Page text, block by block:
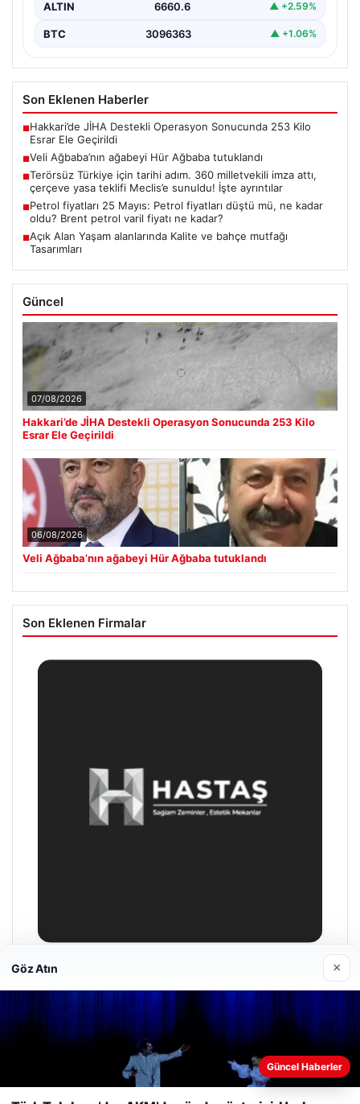
ALTIN 6660.6 ▲ +2.59%
BTC 3096363 ▲ +1.06%
Son Eklenen Haberler
■Hakkari’de JİHA Destekli Operasyon Sonucunda 253 Kilo
Esrar Ele Geçirildi
■Veli Ağbaba’nın ağabeyi Hür Ağbaba tutuklandı
■Terörsüz Türkiye için tarihi adım. 360 milletvekili imza attı,
çerçeve yasa teklifi Meclis’e sunuldu! İşte ayrıntılar
■Petrol fiyatları 25 Mayıs: Petrol fiyatları düştü mü, ne kadar
oldu? Brent petrol varil fiyatı ne kadar?
■Açık Alan Yaşam alanlarında Kalite ve bahçe mutfağı
Tasarımları
Güncel
07/08/2026
Hakkari’de JİHA Destekli Operasyon Sonucunda 253 Kilo
Esrar Ele Geçirildi
06/08/2026
Veli Ağbaba’nın ağabeyi Hür Ağbaba tutuklandı
Son Eklenen Firmalar
Hastaş Beton
Web sitemizi nasıl kullandığınızı daha iyi anlayabilmek,
Göz Atın ×
Güncel Haberler